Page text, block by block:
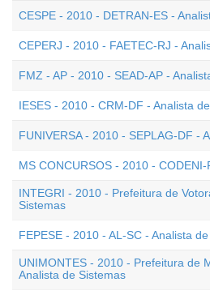
CESPE - 2010 - DETRAN-ES -
CEPERJ - 2010 - FAETEC-RJ -
FMZ - AP - 2010 - SEAD-AP -
IESES - 2010 - CRM-DF - Analista
FUNIVERSA - 2010 - SEPLAG-DF -
MS CONCURSOS - 2010 -
INTEGRI - 2010 - Prefeitura de
Sistemas
FEPESE - 2010 - AL-SC - Analista
UNIMONTES - 2010 - Prefeitura de
Analista de Sistemas